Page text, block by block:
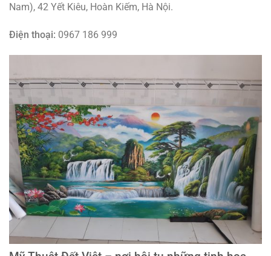
Nam), 42 Yết Kiêu, Hoàn Kiếm, Hà Nội.
Điện thoại: 0967 186 999